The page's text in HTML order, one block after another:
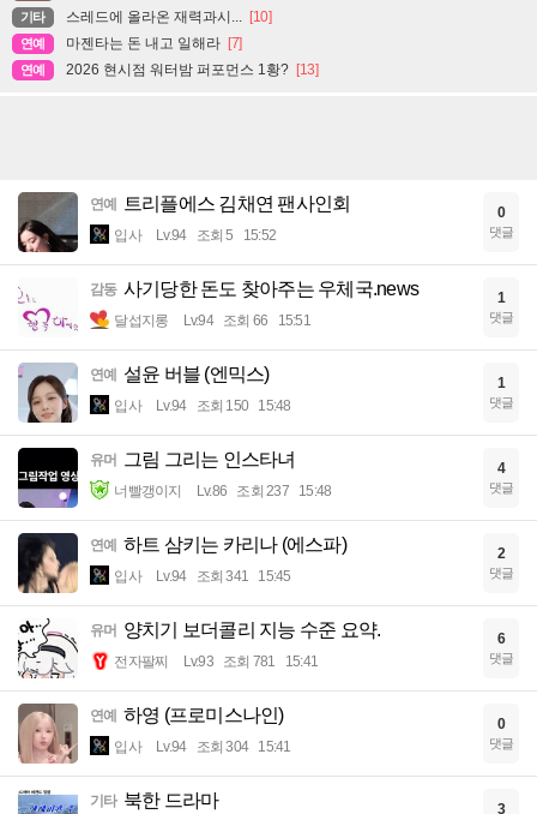
기타 스레드에 올라온 재력과시... [10]
연예 마젠타는 돈 내고 일해라 [7]
연예 2026 현시점 워터밤 퍼포먼스 1황? [13]
연예 트리플에스 김채연 팬사인회
입사 Lv.94 조회 5 15:52
0
댓글
감동 사기당한 돈도 찾아주는 우체국.news
달섭지롱 Lv.94 조회 66 15:51
1
댓글
연예 설윤 버블 (엔믹스)
입사 Lv.94 조회 150 15:48
1
댓글
유머 그림 그리는 인스타녀
너빨갱이지 Lv.86 조회 237 15:48
4
댓글
연예 하트 삼키는 카리나 (에스파)
입사 Lv.94 조회 341 15:45
2
댓글
유머 양치기 보더콜리 지능 수준 요약.
전자팔찌 Lv.93 조회 781 15:41
6
댓글
연예 하영 (프로미스나인)
입사 Lv.94 조회 304 15:41
0
댓글
기타 북한 드라마 3